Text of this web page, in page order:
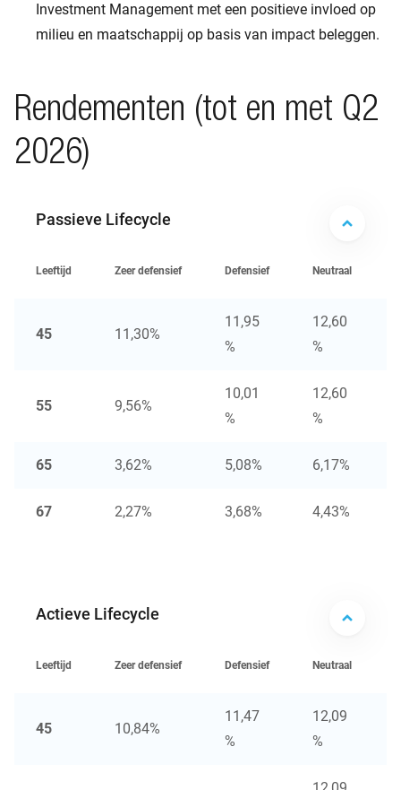
Investment Management met een positieve invloed op
milieu en maatschappij op basis van impact beleggen.
Rendementen (tot en met Q2
2026)
Passieve Lifecycle
Leeftijd Zeer defensief Defensief Neutraal
45 11,30%
11,95
%
12,60
%
55 9,56%
10,01
%
12,60
%
65 3,62% 5,08% 6,17%
67 2,27% 3,68% 4,43%
Actieve Lifecycle
Leeftijd Zeer defensief Defensief Neutraal
45 10,84%
11,47
%
12,09
%